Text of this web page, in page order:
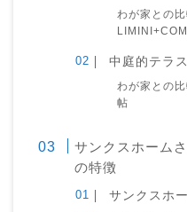
わが家との
中庭的テラ
わが家との
帖
サンクスホーム
の特徴
サンクスホ